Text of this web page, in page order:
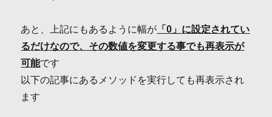
あと、上記にもあるように幅が 「0」に設定されてい
るだけなので、その数値を変更する事でも再表示が
可能です
以下の記事にあるメソッドを実行しても再表示され
ます